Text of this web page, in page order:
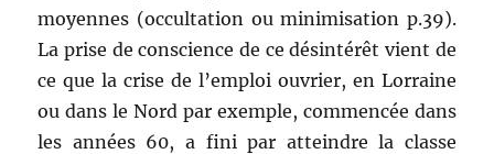
moyennes (occultation ou minimisation p.39).
La prise de conscience de ce désintérêt vient de
ce que la crise de l’emploi ouvrier, en Lorraine
ou dans le Nord par exemple, commencée dans
les années 60, a fini par atteindre la classe